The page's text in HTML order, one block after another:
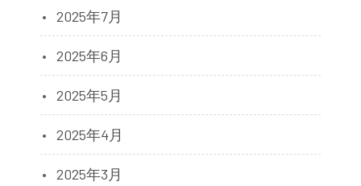
2025年7月
2025年6月
2025年5月
2025年4月
2025年3月